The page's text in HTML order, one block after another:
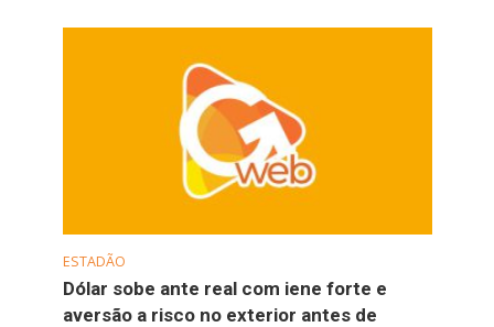
ESTADÃO
Dólar sobe ante real com iene forte e
aversão a risco no exterior antes de